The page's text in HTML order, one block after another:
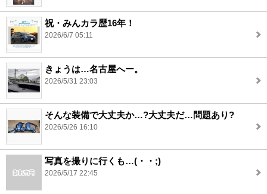
祝・みんカラ歴16年！
2026/6/7 05:11
きょうは…名古屋へー。
2026/5/31 23:03
そんな装備で大丈夫か…?大丈夫だ…問題あり?
2026/5/26 16:10
写真を撮りに行くも…(・・;)
2026/5/17 22:45